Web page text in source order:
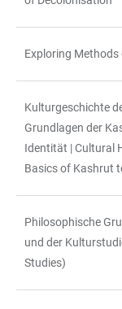
Exploring
Kulturgeschichte
Grundlagen der
Identität | Cultural
Basics of Kashrut
Philosophische
und der
Studies)